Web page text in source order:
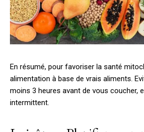
En résumé, pour favoriser la santé
alimentation à base de vrais aliments.
moins 3 heures avant de vous coucher,
intermittent.